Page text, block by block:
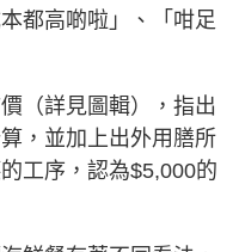
都高啲啦」、「咁足
（詳見圖輯），指出
，並加上出外用膳所
工序，認為$5,000的